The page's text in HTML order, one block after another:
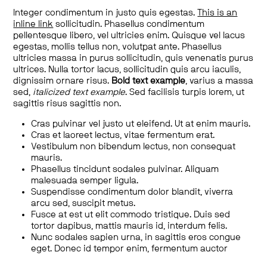
Integer condimentum in justo quis egestas.
This is an
inline link sollicitudin. Phasellus condimentum
pellentesque libero, vel ultricies enim. Quisque vel lacus
egestas, mollis tellus non, volutpat ante. Phasellus
ultricies massa in purus sollicitudin, quis venenatis purus
ultrices. Nulla tortor lacus, sollicitudin quis arcu iaculis,
dignissim ornare risus. Bold text example, varius a massa
sed, italicized text example. Sed facilisis turpis lorem, ut
sagittis risus sagittis non.
Cras pulvinar vel justo ut eleifend. Ut at enim mauris.
Cras et laoreet lectus, vitae fermentum erat.
Vestibulum non bibendum lectus, non consequat
mauris.
Phasellus tincidunt sodales pulvinar. Aliquam
malesuada semper ligula.
Suspendisse condimentum dolor blandit, viverra
arcu sed, suscipit metus.
Fusce at est ut elit commodo tristique. Duis sed
tortor dapibus, mattis mauris id, interdum felis.
Nunc sodales sapien urna, in sagittis eros congue
eget. Donec id tempor enim, fermentum auctor